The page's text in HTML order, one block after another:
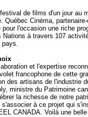
de films d'un jour au
Québec Cinéma,
pour l'occasion une riche
Nations à travers 107
pays.
et l'expertise
francophone de cette
des artisans de l'industrie
ministre du Patrimoine
la richesse de notre
à ce projet qui
CANADA. Voilà une